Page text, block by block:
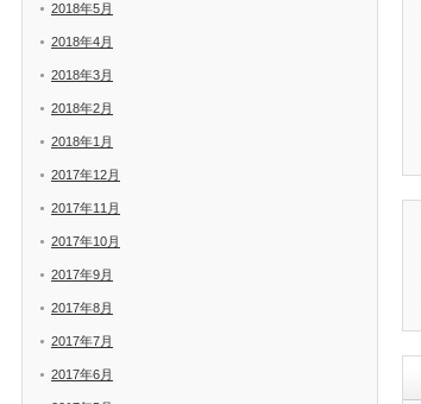
2018年5月
2018年4月
2018年3月
2018年2月
2018年1月
2017年12月
2017年11月
2017年10月
2017年9月
2017年8月
2017年7月
2017年6月